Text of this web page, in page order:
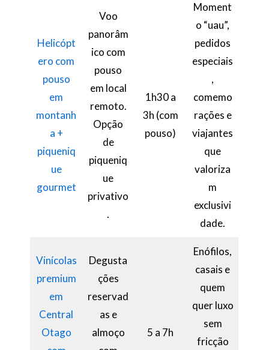
Helicópt
ero com
pouso
em
montanh
a +
piqueniq
ue
gourmet
Voo
panorâm
ico com
pouso
em local
remoto.
Opção
de
piqueniq
ue
privativo
.
1h30 a
3h (com
pouso)
Moment
o “uau”,
pedidos
especiais
,
comemo
rações e
viajantes
que
valoriza
m
exclusivi
dade.
Vinícolas
premium
em
Central
Otago
Degusta
ções
reservad
as e
almoço
5 a 7h
Enófilos,
casais e
quem
quer luxo
sem
fricção